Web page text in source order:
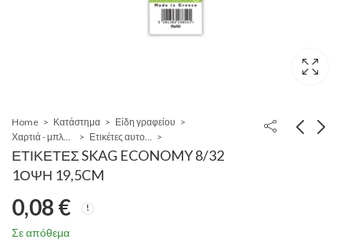
Home Κατάστημα
Είδη γραφείου
Χαρτιά - μπλόκ - φάκελοι
Ετικέτες αυτοκόλλητες
ΕΤΙΚΕΤΕΣ SKAG ECONOMY 8/32
1ΟΨΗ 19,5CM
0,08 €
Σε απόθεμα